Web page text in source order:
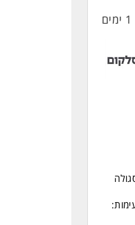
1 ימים
בסך כולל של עד 5,000!! (ברוטו) שישולם ב2 פעימות: